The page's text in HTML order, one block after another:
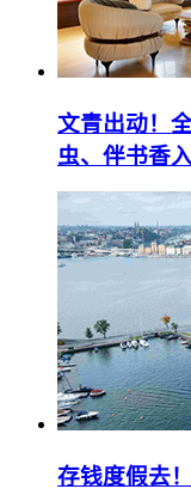
文青出动！
虫、伴书香
存钱度假去